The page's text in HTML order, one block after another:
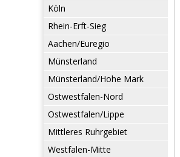
Köln
Rhein-Erft-Sieg
Aachen/Euregio
Münsterland
Münsterland/Hohe Mark
Ostwestfalen-Nord
Ostwestfalen/Lippe
Mittleres Ruhrgebiet
Westfalen-Mitte